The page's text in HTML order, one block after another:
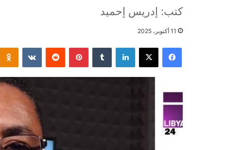
كتب: إدريس إحميد
11 أكتوبر، 2025
فيسبوك ‫X لينكدإن بينتيريست